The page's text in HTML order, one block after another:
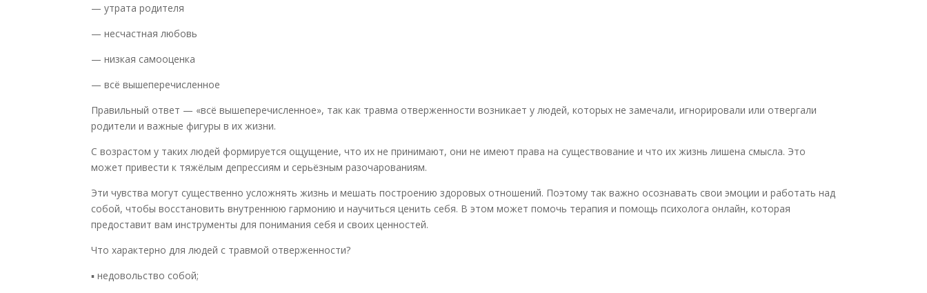
— утрата родителя
— несчастная любовь
— низкая самооценка
— всё вышеперечисленное
Правильный ответ — «всё вышеперечисленное», так как травма отверженности возникает у людей, которых не замечали, игнорировали или отвергали
родители и важные фигуры в их жизни.
С возрастом у таких людей формируется ощущение, что их не принимают, они не имеют права на существование и что их жизнь лишена смысла. Это
может привести к тяжёлым депрессиям и серьёзным разочарованиям.
Эти чувства могут существенно усложнять жизнь и мешать построению здоровых отношений. Поэтому так важно осознавать свои эмоции и работать над
собой, чтобы восстановить внутреннюю гармонию и научиться ценить себя. В этом может помочь терапия и помощь психолога онлайн, которая
предоставит вам инструменты для понимания себя и своих ценностей.
Что характерно для людей с травмой отверженности?
▪️ недовольство собой;